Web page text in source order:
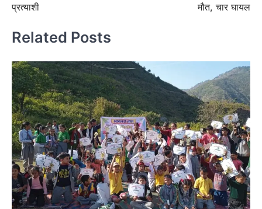
प्रत्याशी
मौत, चार घायल
Related Posts